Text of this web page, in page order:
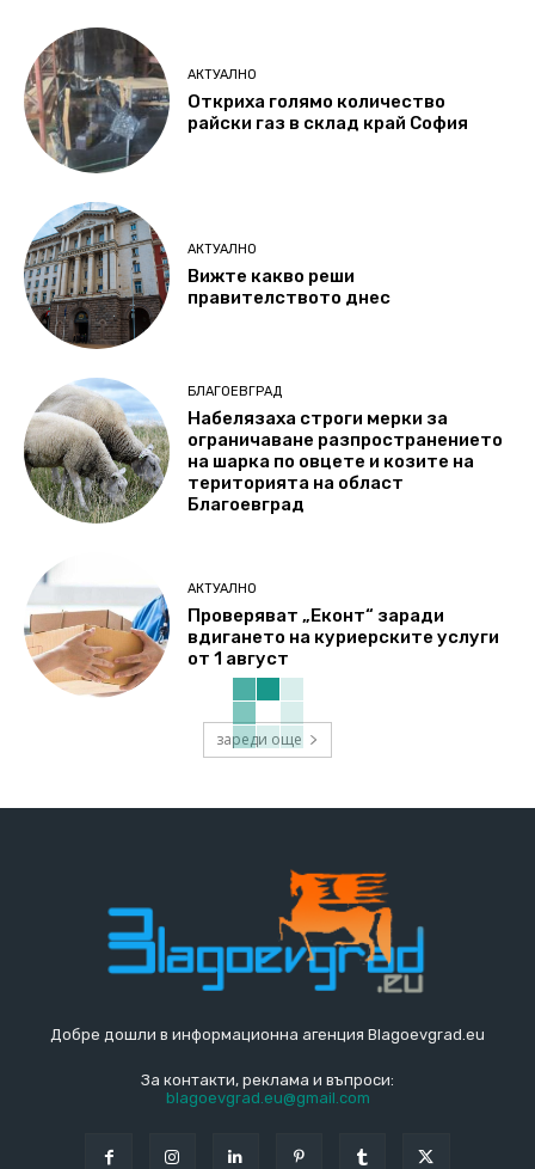
АКТУАЛНО
Откриха голямо количество
райски газ в склад край София
АКТУАЛНО
Вижте какво реши
правителството днес
БЛАГОЕВГРАД
Набелязаха строги мерки за
ограничаване разпространението
на шарка по овцете и козите на
територията на област
Благоевград
АКТУАЛНО
Проверяват „Еконт“ заради
вдигането на куриерските услуги
от 1 август
зареди още
Добре дошли в информационна агенция Blagoevgrad.eu
За контакти, реклама и въпроси:
blagoevgrad.eu@gmail.com